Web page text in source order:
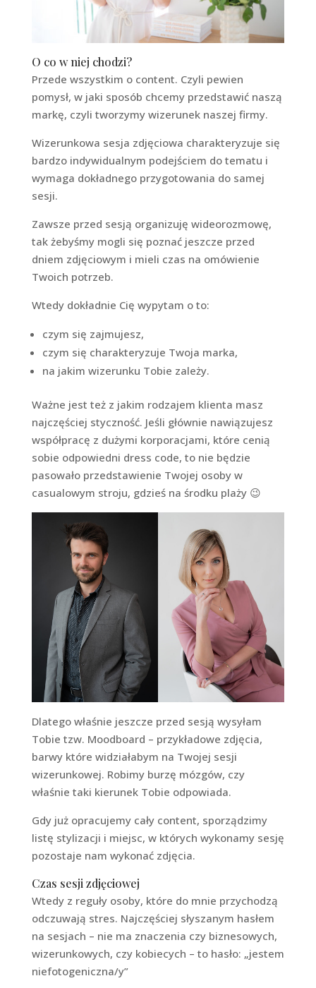
O co w niej chodzi?
Przede wszystkim o content. Czyli pewien
pomysł, w jaki sposób chcemy przedstawić naszą
markę, czyli tworzymy wizerunek naszej firmy.
Wizerunkowa sesja zdjęciowa charakteryzuje się
bardzo indywidualnym podejściem do tematu i
wymaga dokładnego przygotowania do samej
sesji.
Zawsze przed sesją organizuję wideorozmowę,
tak żebyśmy mogli się poznać jeszcze przed
dniem zdjęciowym i mieli czas na omówienie
Twoich potrzeb.
Wtedy dokładnie Cię wypytam o to:
czym się zajmujesz,
czym się charakteryzuje Twoja marka,
na jakim wizerunku Tobie zależy.
Ważne jest też z jakim rodzajem klienta masz
najczęściej styczność. Jeśli głównie nawiązujesz
współpracę z dużymi korporacjami, które cenią
sobie odpowiedni dress code, to nie będzie
pasowało przedstawienie Twojej osoby w
casualowym stroju, gdzieś na środku plaży 😉
Dlatego właśnie jeszcze przed sesją wysyłam
Tobie tzw. Moodboard – przykładowe zdjęcia,
barwy które widziałabym na Twojej sesji
wizerunkowej. Robimy burzę mózgów, czy
właśnie taki kierunek Tobie odpowiada.
Gdy już opracujemy cały content, sporządzimy
listę stylizacji i miejsc, w których wykonamy sesję
pozostaje nam wykonać zdjęcia.
Czas sesji zdjęciowej
Wtedy z reguły osoby, które do mnie przychodzą
odczuwają stres. Najczęściej słyszanym hasłem
na sesjach – nie ma znaczenia czy biznesowych,
wizerunkowych, czy kobiecych – to hasło: „jestem
niefotogeniczna/y”